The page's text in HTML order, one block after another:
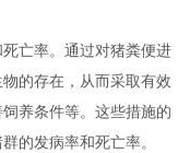
亡率。通过对猪粪便进
的存在，从而采取有效
养条件等。这些措施的
的发病率和死亡率。